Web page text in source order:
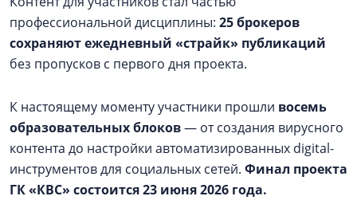
профессиональной дисциплины: 25 брокеров
сохраняют ежедневный «страйк» публикаций
без пропусков с первого дня проекта.
К настоящему моменту участники прошли восемь
образовательных блоков— от создания вирусного
контента до настройки автоматизированных digital-
инструментов для социальных сетей. Финал проекта
ГК «КВС» состоится 23 июня 2026 года.